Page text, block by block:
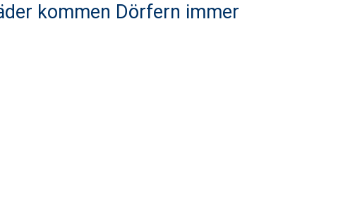
kommen Dörfern immer